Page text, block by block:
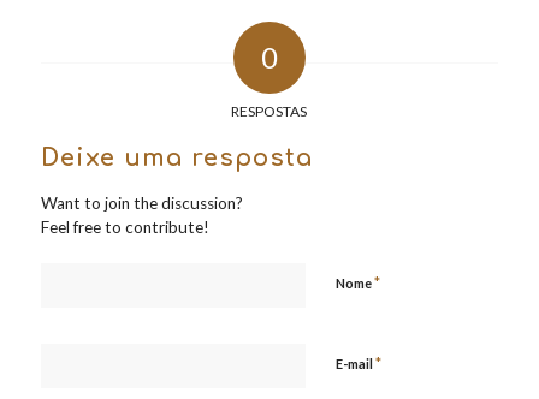
0
RESPOSTAS
Deixe uma resposta
Want to join the discussion?
Feel free to contribute!
Nome*
E-mail*